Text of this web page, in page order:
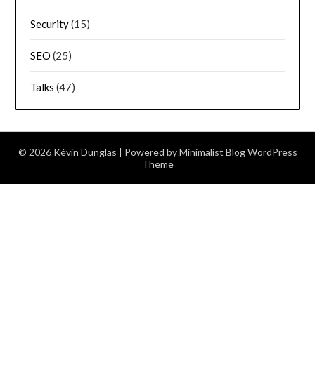
Security(15)
SEO (25)
Talks (47)
© 2026 Kévin Dunglas | Powered byMinimalist BlogWordPress
Theme